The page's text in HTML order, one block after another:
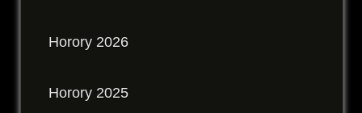
Horory 2026
Horory 2025